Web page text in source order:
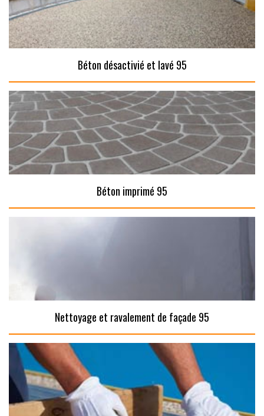
Béton désactivié et lavé 95
Béton imprimé 95
Nettoyage et ravalement de façade 95